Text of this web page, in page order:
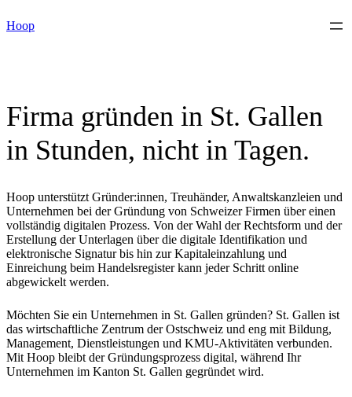
to
Hoop
Firma gründen in St. Gallen
in Stunden, nicht in Tagen.
Hoop unterstützt Gründer:innen, Treuhänder, Anwaltskanzleien und
Unternehmen bei der Gründung von Schweizer Firmen über einen
vollständig digitalen Prozess. Von der Wahl der Rechtsform und der
Erstellung der Unterlagen über die digitale Identifikation und
elektronische Signatur bis hin zur Kapitaleinzahlung und
Einreichung beim Handelsregister kann jeder Schritt online
abgewickelt werden.
Möchten Sie ein Unternehmen in St. Gallen gründen? St. Gallen ist
das wirtschaftliche Zentrum der Ostschweiz und eng mit Bildung,
Management, Dienstleistungen und KMU-Aktivitäten verbunden.
Mit Hoop bleibt der Gründungsprozess digital, während Ihr
Unternehmen im Kanton St. Gallen gegründet wird.